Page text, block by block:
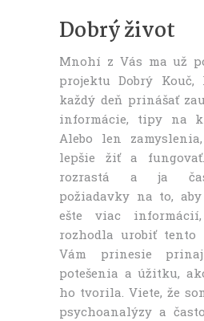
Dobrý život
Mnohí z Vás ma už
projektu Dobrý Kouč,
každý deň prinášať
informácie, tipy na
Alebo len
lepšie žiť a
rozrastá a ja
požiadavky na to,
ešte viac
rozhodla urobiť tento
Vám prinesie
potešenia a úžitku,
ho tvorila. Viete, že
psychoanalýzy a